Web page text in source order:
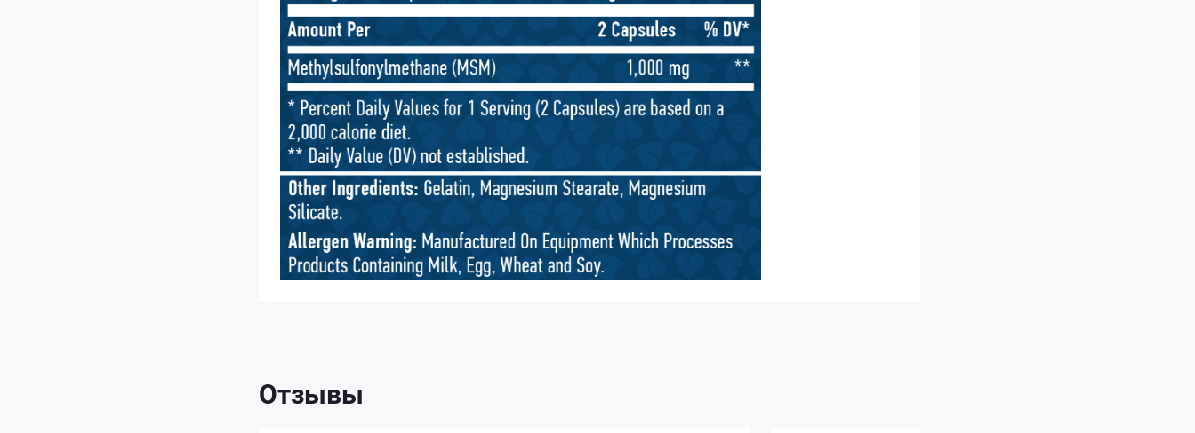
Отзывы